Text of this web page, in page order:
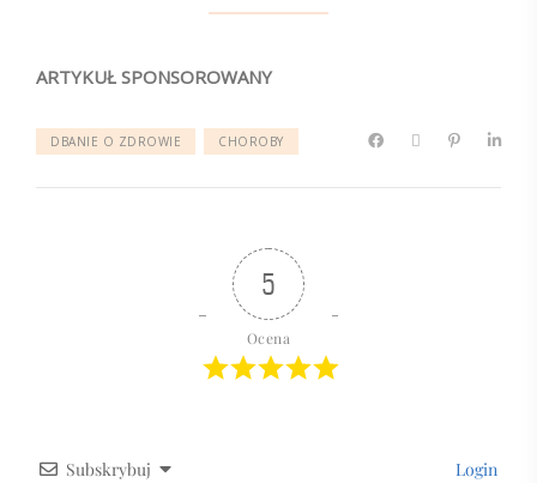
ARTYKUŁ SPONSOROWANY
DBANIE O ZDROWIE CHOROBY
5
Ocena
Subskrybuj Login